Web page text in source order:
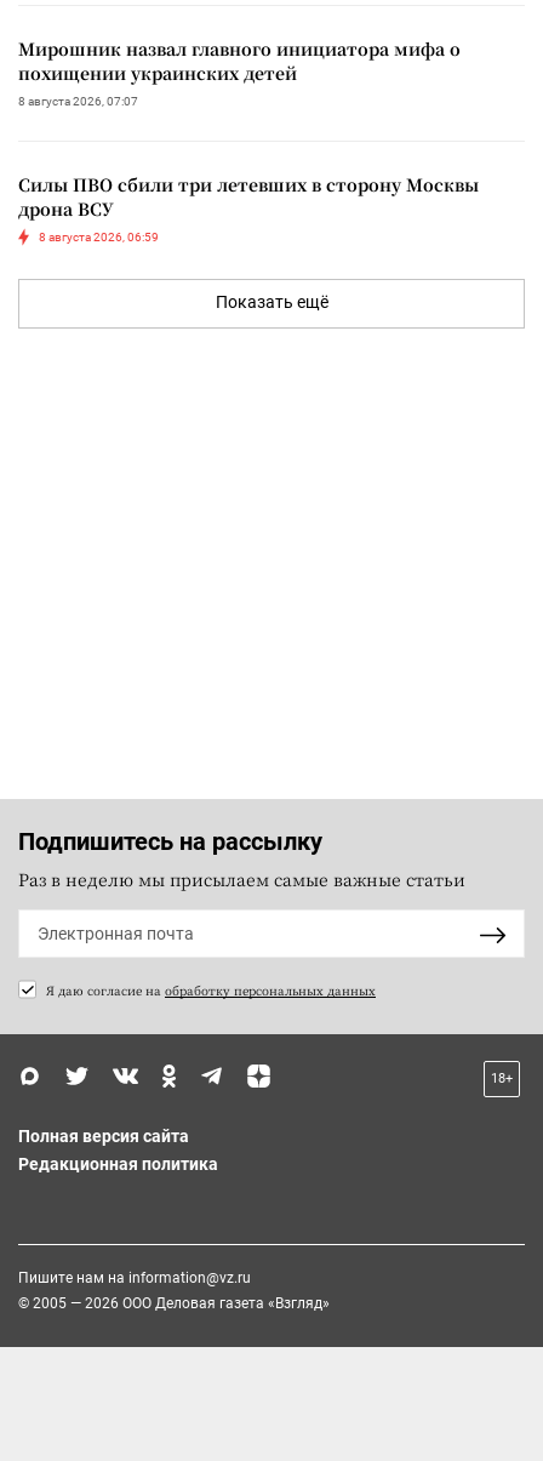
Мирошник назвал главного инициатора мифа о
похищении украинских детей
8 августа 2026, 07:07
Силы ПВО сбили три летевших в сторону Москвы
дрона ВСУ
8 августа 2026, 06:59
Показать ещё
Подпишитесь на рассылку
Раз в неделю мы присылаем самые важные статьи
Я даю согласие на обработку персональных данных
18+
Полная версия сайта
Редакционная политика
Пишите нам на information@vz.ru
© 2005 — 2026 ООО Деловая газета «Взгляд»